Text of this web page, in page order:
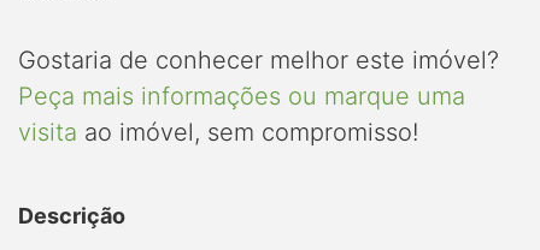
Gostaria de conhecer melhor este imóvel?
Peça mais informações ou marque uma
visita ao imóvel, sem compromisso!
Descrição